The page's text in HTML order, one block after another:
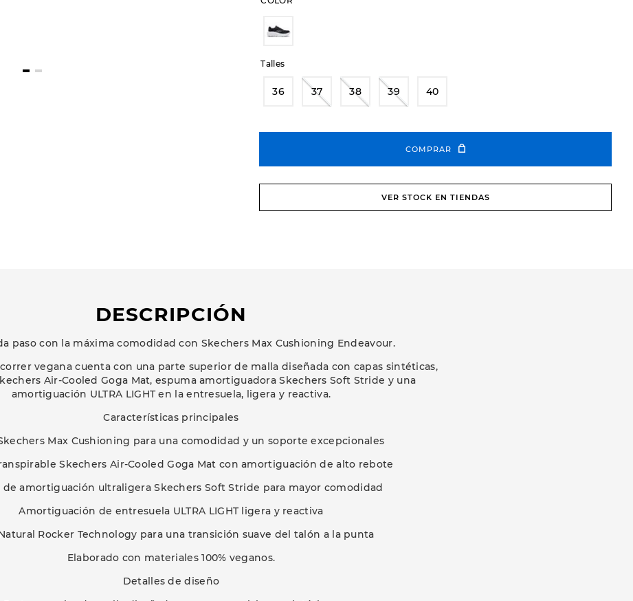
Talles
36 37 38 39 40
COMPRAR
VER STOCK EN TIENDAS
DESCRIPCIÓN
paso con la máxima comodidad con Skechers Max Cushioning Endeavour.
vegana cuenta con una parte superior de malla diseñada con capas sintéticas,
Air-Cooled Goga Mat, espuma amortiguadora Skechers Soft Stride y una
amortiguación ULTRA LIGHT en la entresuela, ligera y reactiva.
Características principales
Max Cushioning para una comodidad y un soporte excepcionales
Skechers Air-Cooled Goga Mat con amortiguación de alto rebote
de amortiguación ultraligera Skechers Soft Stride para mayor comodidad
Amortiguación de entresuela ULTRA LIGHT ligera y reactiva
Rocker Technology para una transición suave del talón a la punta
Elaborado con materiales 100% veganos.
Detalles de diseño